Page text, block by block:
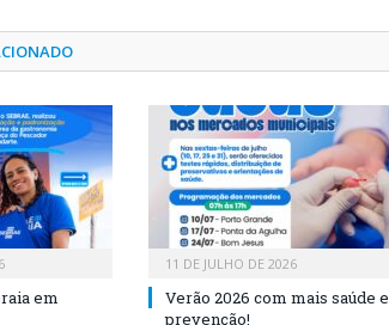
em
11 DE JULHO DE 2026
Verão 2026 com mais saúde e
prevenção!